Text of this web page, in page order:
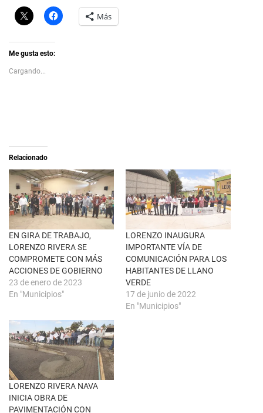
C
l
k
t
s
h
e
b
r
e
e
n
u
n
a
v
e
n
t
a
n
a
n
u
v
H
a
e
n
F
c
e
b
o
k
(
S
e
a
b
r
e
e
n
a
v
e
n
t
a
n
a
n
u
e
Más
Me gusta esto:
Cargando...
Relacionado
EN GIRA DE TRABAJO,
LORENZO RIVERA SE
COMPROMETE CON MÁS
ACCIONES DE GOBIERNO
23 de enero de 2023
En "Municipios"
LORENZO INAUGURA
IMPORTANTE VÍA DE
COMUNICACIÓN PARA LOS
HABITANTES DE LLANO
VERDE
17 de junio de 2022
En "Municipios"
LORENZO RIVERA NAVA
INICIA OBRA DE
PAVIMENTACIÓN CON